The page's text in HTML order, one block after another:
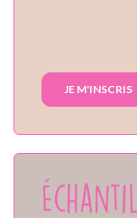
JE M'INSCRIS